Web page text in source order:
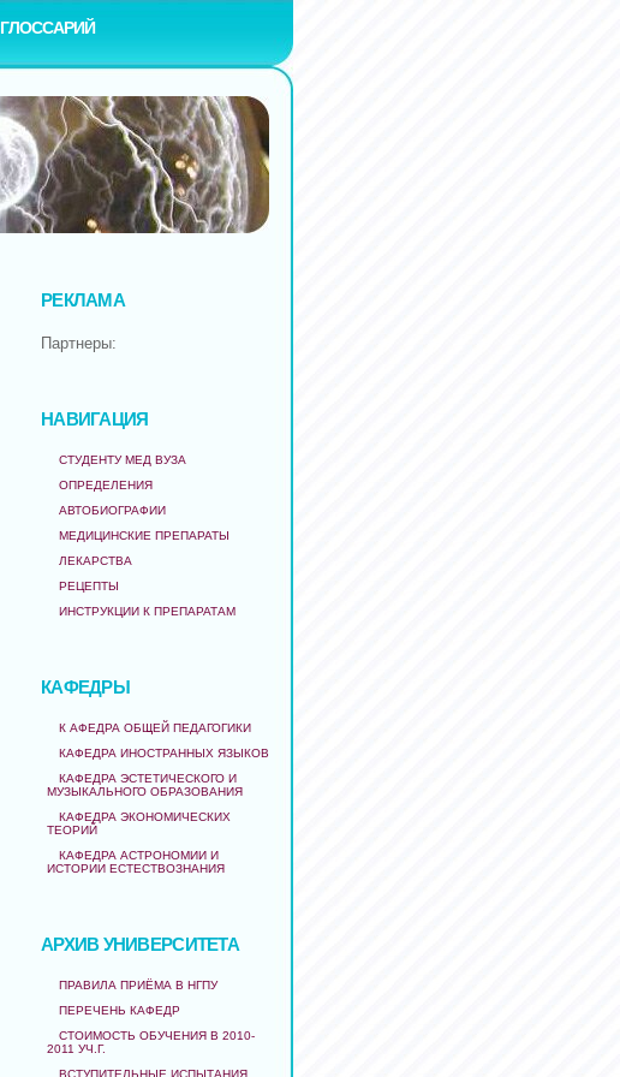
ГЛОССАРИЙ
РЕКЛАМА
Партнеры:
НАВИГАЦИЯ
СТУДЕНТУ МЕД ВУЗА
ОПРЕДЕЛЕНИЯ
АВТОБИОГРАФИИ
МЕДИЦИНСКИЕ ПРЕПАРАТЫ
ЛЕКАРСТВА
РЕЦЕПТЫ
ИНСТРУКЦИИ К ПРЕПАРАТАМ
КАФЕДРЫ
К АФЕДРА ОБЩЕЙ ПЕДАГОГИКИ
КАФЕДРА ИНОСТРАННЫХ ЯЗЫКОВ
КАФЕДРА ЭСТЕТИЧЕСКОГО И
МУЗЫКАЛЬНОГО ОБРАЗОВАНИЯ
КАФЕДРА ЭКОНОМИЧЕСКИХ
ТЕОРИЙ
КАФЕДРА АСТРОНОМИИ И
ИСТОРИИ ЕСТЕСТВОЗНАНИЯ
АРХИВ УНИВЕРСИТЕТА
ПРАВИЛА ПРИЁМА В НГПУ
ПЕРЕЧЕНЬ КАФЕДР
СТОИМОСТЬ ОБУЧЕНИЯ В 2010-
2011 УЧ.Г.
ВСТУПИТЕЛЬНЫЕ ИСПЫТАНИЯ